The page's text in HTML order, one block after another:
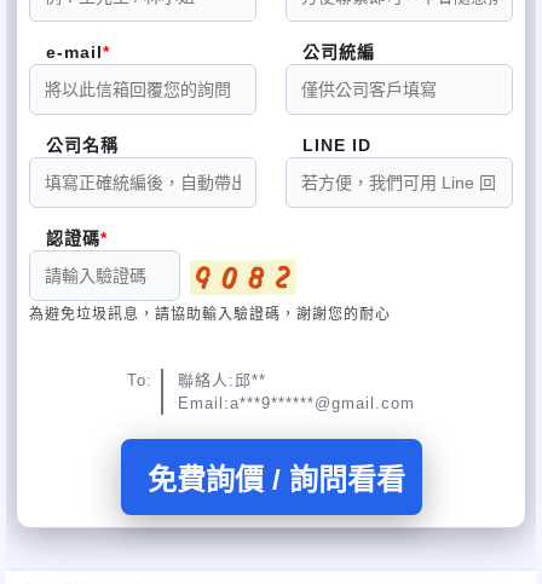
e-mail 公司統編
公司名稱 LINE ID
認證碼
為避免垃圾訊息，請協助輸入驗證碼，謝謝您的耐心
To:
聯絡人:邱**
Email:a***9******@gmail.com
免費詢價 / 詢問看看